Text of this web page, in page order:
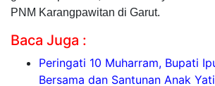
PNM Karangpawitan di Garut.
Baca Juga :
Peringati 10 Muharram, Bupati
Bersama dan Santunan Anak